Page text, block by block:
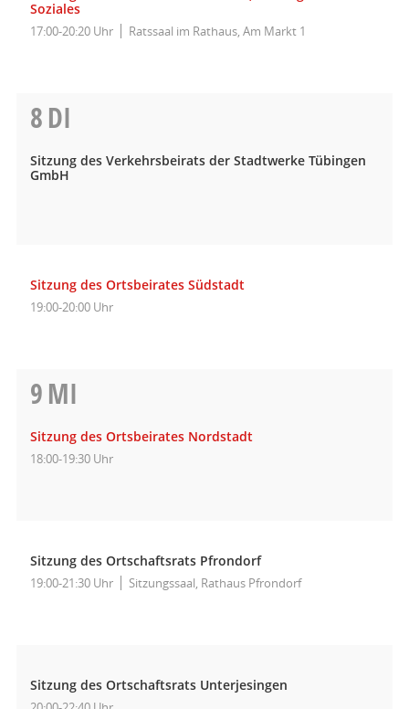
Soziales
17:00-20:20 Uhr Ratssaal im Rathaus, Am Markt 1
8DI
Sitzung des Verkehrsbeirats der Stadtwerke Tübingen
GmbH
Sitzung des Ortsbeirates Südstadt
19:00-20:00 Uhr
9MI
Sitzung des Ortsbeirates Nordstadt
18:00-19:30 Uhr
Sitzung des Ortschaftsrats Pfrondorf
19:00-21:30 Uhr Sitzungssaal, Rathaus Pfrondorf
Sitzung des Ortschaftsrats Unterjesingen